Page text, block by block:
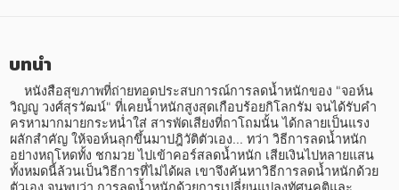
หมวดหมู่หนังสือ
อาหาร สุขภาพ การแพทย์
ศิลปะ บันเทิง กีฬา ท่องเที่ยว
บทนำ
วิญญู วงศ์สุรวัฒน์" ที่เคยน้ำหนักสูงสุดเกือบร้อยกิโลกรัม จนได้รับคำ
ครหามากมายกระหน่ำใส่ สารพัดเสียงที่ถาโถมนั้น ได้กลายเป็นแรง
ผลักสำคัญ ให้จอห์นลุกขึ้นมาปฎิวัติตัวเอง... ทว่า วิธีการลดน้ำหนัก
อย่างหฤโหดทั้ง ชกมวย ไปเข้าคอร์สลดน้ำหนัก เสียเงินไปหลายแสน
ทั้งหมดนี้ล้วนเป็นวิธีการที่ไม่ได้ผล เขาจึงค้นหาวิธีการลดน้ำหนักด้วย
ตัวเอง จนพบว่า การลดน้ำหนักด้วยการเปลี่ยนแปลงทัศนคติและ